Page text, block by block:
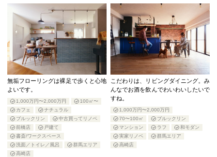
無垢フローリングは裸足で歩くと心地
よいです。
1,000万円〜2,000万円
100㎡〜
カフェ
ナチュラル
ブルックリン
中古買ってリノベ
前橋店
戸建て
書斎/ワークスペース
洗面／トイレ／風呂
群馬エリア
高崎店
こだわりは、リビングダイニング。み
んなでお酒を飲んでわいわいしたいで
すね。
1,000万円〜2,000万円
70〜100㎡
ブルックリン
マンション
ラフ
和モダン
実家リノベ
群馬エリア
高崎店